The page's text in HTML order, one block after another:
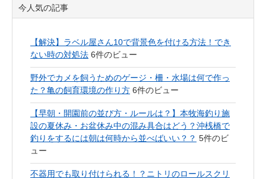
今人気の記事
【解決】ラベル屋さん10で背景色を付ける方法！でき
ない時の対処法 6件のビュー
野外でカメを飼うためのゲージ・柵・水場は何で作っ
た？亀の飼育環境の作り方 6件のビュー
【早朝・開園前の並び方・ルールは？】本牧海釣り施
設の夏休み・お盆休み中の混み具合はどう？沖桟橋で
釣りをするには朝は何時から並べばいい？？ 5件のビ
ュー
不器用でも取り付けられる！？ニトリのロールスクリ